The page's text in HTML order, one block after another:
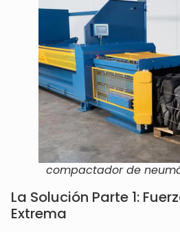
compactador de
La Solución Parte 1:
Extrema